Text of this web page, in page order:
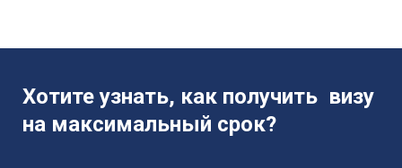
Хотите узнать, как получить визу
на максимальный срок?